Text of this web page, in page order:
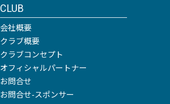
CLUB
会社概要
クラブ概要
クラブコンセプト
オフィシャルパートナー
お問合せ
お問合せ-スポンサー